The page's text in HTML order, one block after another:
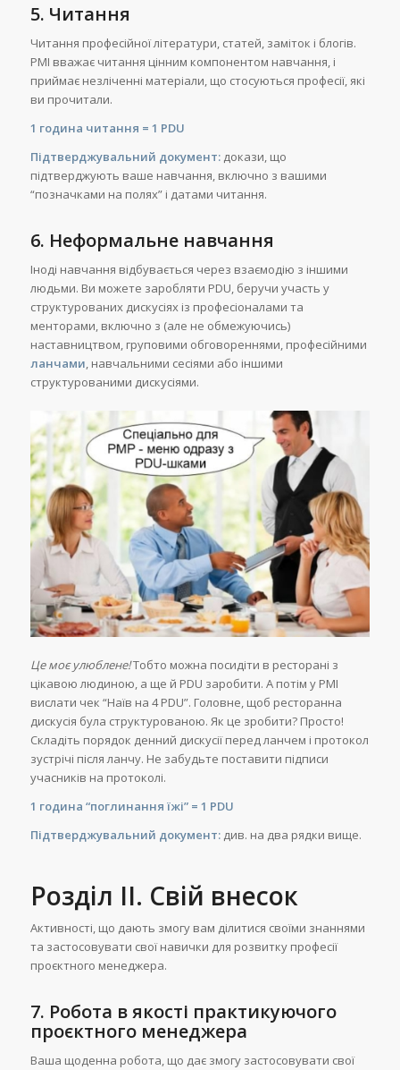
5. Читання
Читання професійної літератури, статей, заміток і блогів.
PMI вважає читання цінним компонентом навчання, і
приймає незліченні матеріали, що стосуються професії, які
ви прочитали.
1 година читання = 1 PDU
Підтверджувальний документ:докази, що
підтверджують ваше навчання, включно з вашими
“позначками на полях” і датами читання.
6. Неформальне навчання
Іноді навчання відбувається через взаємодію з іншими
людьми. Ви можете заробляти PDU, беручи участь у
структурованих дискусіях із професіоналами та
менторами, включно з (але не обмежуючись)
наставництвом, груповими обговореннями, професійними
ланчами, навчальними сесіями або іншими
структурованими дискусіями.
Це моє улюблене!Тобто можна посидіти в ресторані з
цікавою людиною, а ще й PDU заробити. А потім у PMI
вислати чек “Наїв на 4 PDU”. Головне, щоб ресторанна
дискусія була структурованою. Як це зробити? Просто!
Складіть порядок денний дискусії перед ланчем і протокол
зустрічі після ланчу. Не забудьте поставити підписи
учасників на протоколі.
1 година “поглинання їжі” = 1 PDU
Підтверджувальний документ:див. на два рядки вище.
Розділ II. Свій внесок
Активності, що дають змогу вам ділитися своїми знаннями
та застосовувати свої навички для розвитку професії
проєктного менеджера.
7. Робота в якості практикуючого
проєктного менеджера
Ваша щоденна робота, що дає змогу застосовувати свої